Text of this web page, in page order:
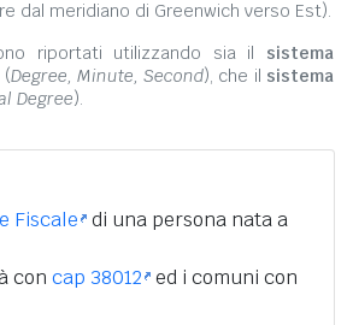
dal meridiano di Greenwich verso Est).
riportati utilizzando sia il sistema
(Degree, Minute, Second), che il sistema
Degree).
Fiscale di una persona nata a
con cap 38012 ed i comuni con